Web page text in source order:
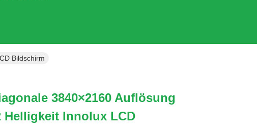
Bildschirm
3840×2160 Auflösung
Helligkeit Innolux LCD